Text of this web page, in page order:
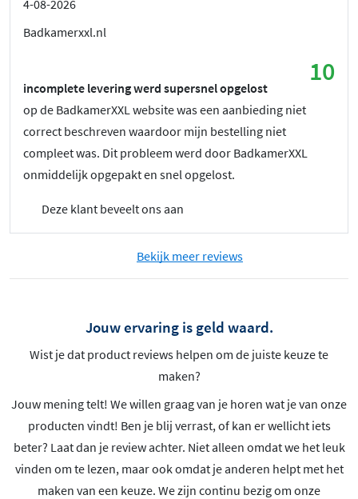
4-08-2026
Badkamerxxl.nl
10
incomplete levering werd supersnel opgelost
op de BadkamerXXL website was een aanbieding niet
correct beschreven waardoor mijn bestelling niet
compleet was. Dit probleem werd door BadkamerXXL
onmiddelijk opgepakt en snel opgelost.
Deze klant beveelt ons aan
Bekijk meer reviews
Jouw ervaring is geld waard.
Wist je dat product reviews helpen om de juiste keuze te
maken?
Jouw mening telt! We willen graag van je horen wat je van onze
producten vindt! Ben je blij verrast, of kan er wellicht iets
beter? Laat dan je review achter. Niet alleen omdat we het leuk
vinden om te lezen, maar ook omdat je anderen helpt met het
maken van een keuze. We zijn continu bezig om onze